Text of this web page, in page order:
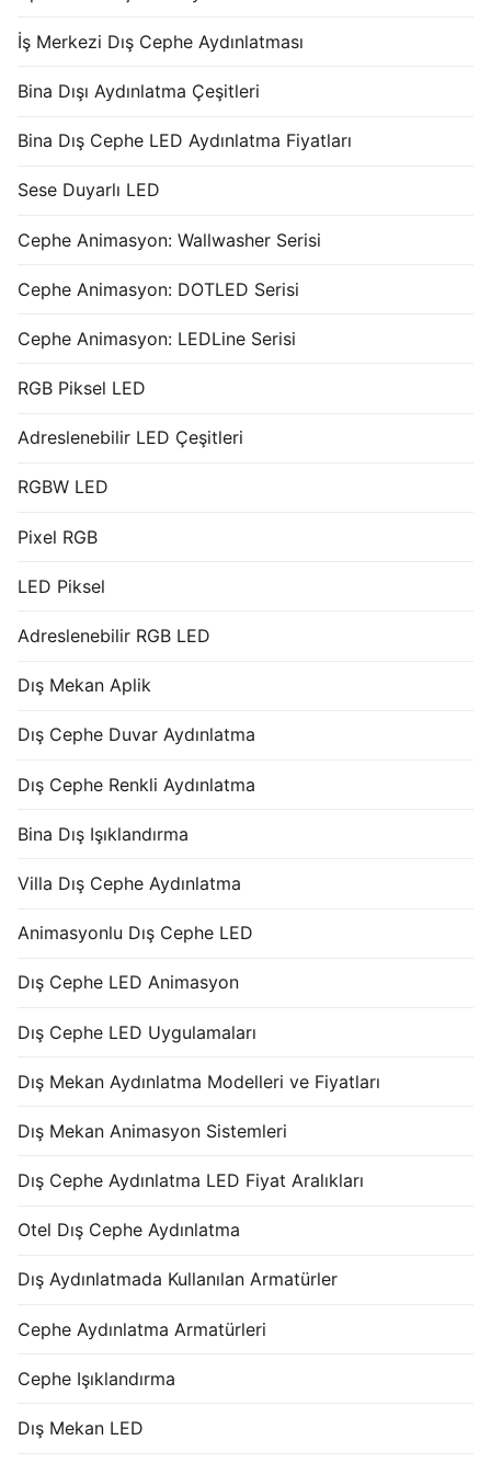
İş Merkezi Dış Cephe Aydınlatması
Bina Dışı Aydınlatma Çeşitleri
Bina Dış Cephe LED Aydınlatma Fiyatları
Sese Duyarlı LED
Cephe Animasyon: Wallwasher Serisi
Cephe Animasyon: DOTLED Serisi
Cephe Animasyon: LEDLine Serisi
RGB Piksel LED
Adreslenebilir LED Çeşitleri
RGBW LED
Pixel RGB
LED Piksel
Adreslenebilir RGB LED
Dış Mekan Aplik
Dış Cephe Duvar Aydınlatma
Dış Cephe Renkli Aydınlatma
Bina Dış Işıklandırma
Villa Dış Cephe Aydınlatma
Animasyonlu Dış Cephe LED
Dış Cephe LED Animasyon
Dış Cephe LED Uygulamaları
Dış Mekan Aydınlatma Modelleri ve Fiyatları
Dış Mekan Animasyon Sistemleri
Dış Cephe Aydınlatma LED Fiyat Aralıkları
Otel Dış Cephe Aydınlatma
Dış Aydınlatmada Kullanılan Armatürler
Cephe Aydınlatma Armatürleri
Cephe Işıklandırma
Dış Mekan LED